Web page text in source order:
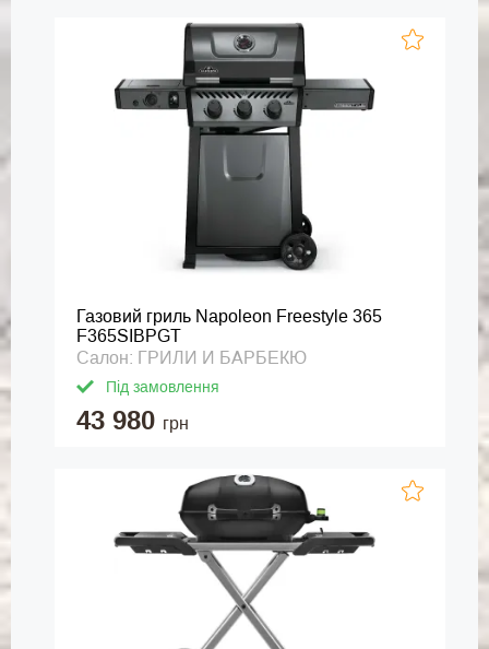
Газовий гриль Napoleon Freestyle 365
F365SIBPGT
Салон: ГРИЛИ И БАРБЕКЮ
Під замовлення
43 980 грн